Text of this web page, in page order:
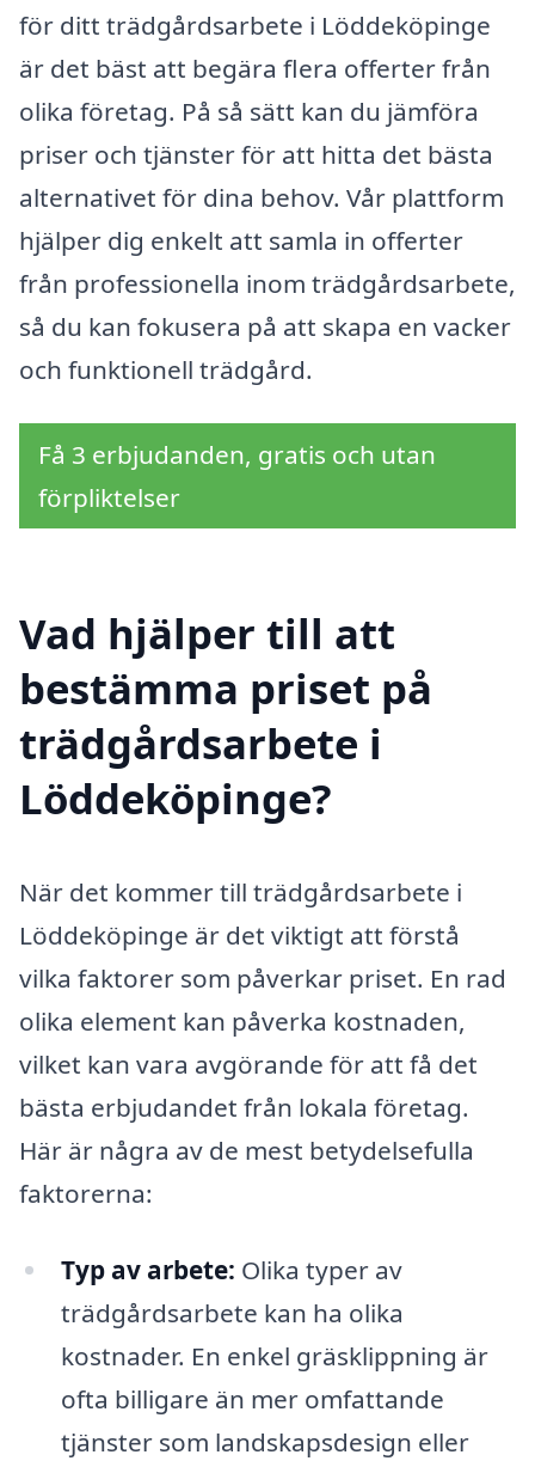
för ditt trädgårdsarbete i Löddeköpinge
är det bäst att begära flera offerter från
olika företag. På så sätt kan du jämföra
priser och tjänster för att hitta det bästa
alternativet för dina behov. Vår plattform
hjälper dig enkelt att samla in offerter
från professionella inom trädgårdsarbete,
så du kan fokusera på att skapa en vacker
och funktionell trädgård.
Få 3 erbjudanden, gratis och utan
förpliktelser
Vad hjälper till att
bestämma priset på
trädgårdsarbete i
Löddeköpinge?
När det kommer till trädgårdsarbete i
Löddeköpinge är det viktigt att förstå
vilka faktorer som påverkar priset. En rad
olika element kan påverka kostnaden,
vilket kan vara avgörande för att få det
bästa erbjudandet från lokala företag.
Här är några av de mest betydelsefulla
faktorerna:
Typ av arbete: Olika typer av
trädgårdsarbete kan ha olika
kostnader. En enkel gräsklippning är
ofta billigare än mer omfattande
tjänster som landskapsdesign eller